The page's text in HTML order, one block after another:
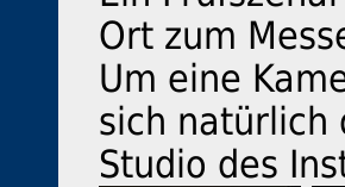
Ort zum
Um eine
sich natürlich
Studio des